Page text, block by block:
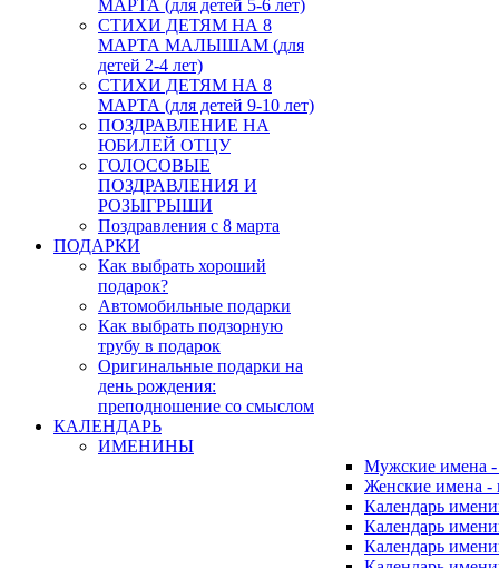
МАРТА (для детей 5-6 лет)
СТИХИ ДЕТЯМ НА 8
МАРТА МАЛЫШАМ (для
детей 2-4 лет)
СТИХИ ДЕТЯМ НА 8
МАРТА (для детей 9-10 лет)
ПОЗДРАВЛЕНИЕ НА
ЮБИЛЕЙ ОТЦУ
ГОЛОСОВЫЕ
ПОЗДРАВЛЕНИЯ И
РОЗЫГРЫШИ
Поздравления с 8 марта
ПОДАРКИ
Как выбрать хороший
подарок?
Автомобильные подарки
Как выбрать подзорную
трубу в подарок
Оригинальные подарки на
день рождения:
преподношение со смыслом
КАЛЕНДАРЬ
ИМЕНИНЫ
Мужские имена
Женские имена
Календарь
Календарь
Календарь